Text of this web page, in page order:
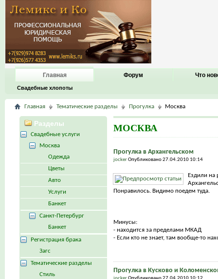
Главная
Свадебные хлопоты
Форум Что
Главная Тематические разделы Прогулка Москва
МОСКВА
Прогулка в Архангельском
jockerОпубликовано 27.04.2010 10:14
Ездили на
Понравилось. Видимо поедем туда.
Минусы:
- находится за пределами МКАД
- Если кто не знает, там вообще-то
Прогулка в Кусково и
Разделы
Свадебные услуги
Москва
Одежда
Цветы
Авто
Услуги
Банкет
Санкт-Петербург
Банкет
Регистрация брака
Загс
Тематические разделы
Стиль